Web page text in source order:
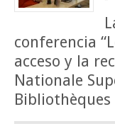
conferencia
acceso y la
Nationale
Bibliothèques